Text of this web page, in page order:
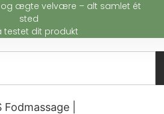
og ægte velvære – alt samlet ét
sted
testet dit produkt
|